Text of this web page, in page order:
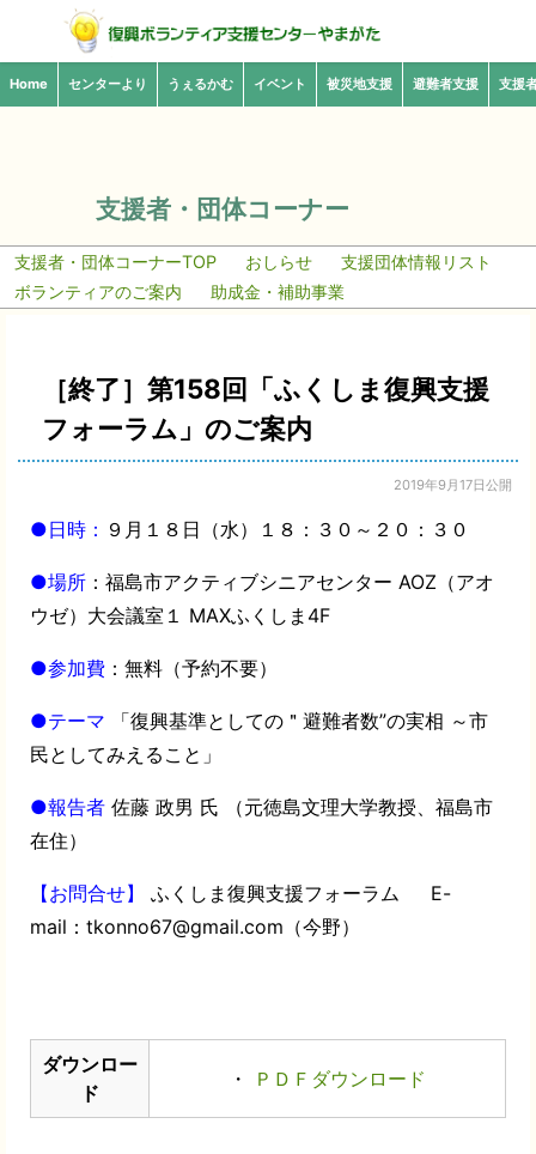
Home センターより うぇるかむ イベント 被災地支援 避難者支援 支援
支援者・団体コーナー
支援者・団体コーナーTOP おしらせ
支援団体情報リスト
ボランティアのご案内
助成金・補助事業
［終了］第158回「ふくしま復興支援
フォーラム」のご案内
2019年9月17日公開
●日時： ９月１８日（水）１８：３０～２０：３０
●場所 ：福島市アクティブシニアセンター AOZ（アオ
ウゼ）大会議室１ MAXふくしま4F
●参加費 ：無料（予約不要）
●テーマ 「復興基準としての＂避難者数”の実相 ～市
民としてみえること」
●報告者 佐藤 政男 氏 （元徳島文理大学教授、福島市
在住）
【お問合せ】
ふくしま復興支援フォーラム E-
mail：tkonno67@gmail.com（今野）
ダウンロー
ド
・ ＰＤＦダウンロード